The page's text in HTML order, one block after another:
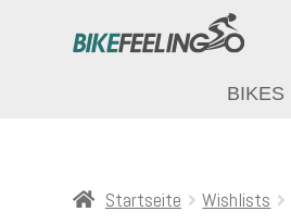
BIKES
Startseite Wishlists